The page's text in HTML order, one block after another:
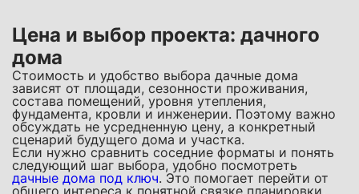
Цена и выбор проекта: дачного
дома
Стоимость и удобство выбора дачные дома
зависят от площади, сезонности проживания,
состава помещений, уровня утепления,
фундамента, кровли и инженерии. Поэтому важно
обсуждать не усредненную цену, а конкретный
сценарий будущего дома и участка.
Если нужно сравнить соседние форматы и понять
следующий шаг выбора, удобно посмотреть
дачные дома под ключ. Это помогает перейти от
общего интереса к понятной связке планировки,